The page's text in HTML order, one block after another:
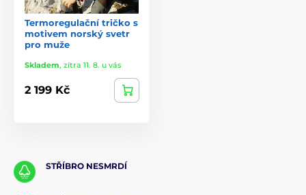
Termoregulační tričko s
motivem norský svetr
pro muže
Skladem, zítra 11. 8. u vás
2 199 Kč
STŘÍBRO NESMRDÍ